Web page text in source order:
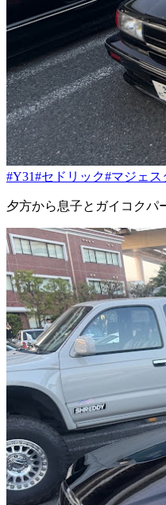
#Y31#セドリック#マジェス
夕方から息子とガイコクパ